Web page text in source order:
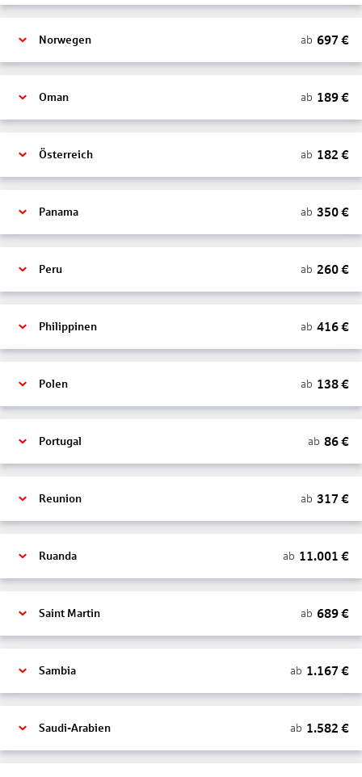
Norwegen ab 697 €
Oman ab 189€
Österreich ab 182 €
Panama ab 350€
Peru ab 260€
Philippinen ab 416€
Polen ab 138€
Portugal ab 86€
Reunion ab 317 €
Ruanda ab 11.001 €
Saint Martin ab 689€
Sambia ab 1.167 €
Saudi-Arabien ab 1.582 €